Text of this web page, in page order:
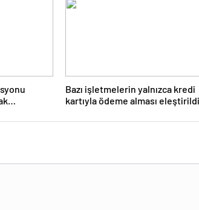
Bazı işletmelerin yalnızca kredi
kartıyla ödeme alması eleştirildi